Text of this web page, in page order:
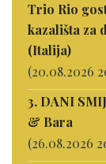
Trio Rio
kazališta za
(Italija)
(20.08.2026
3. DANI
& Bara
(26.08.2026